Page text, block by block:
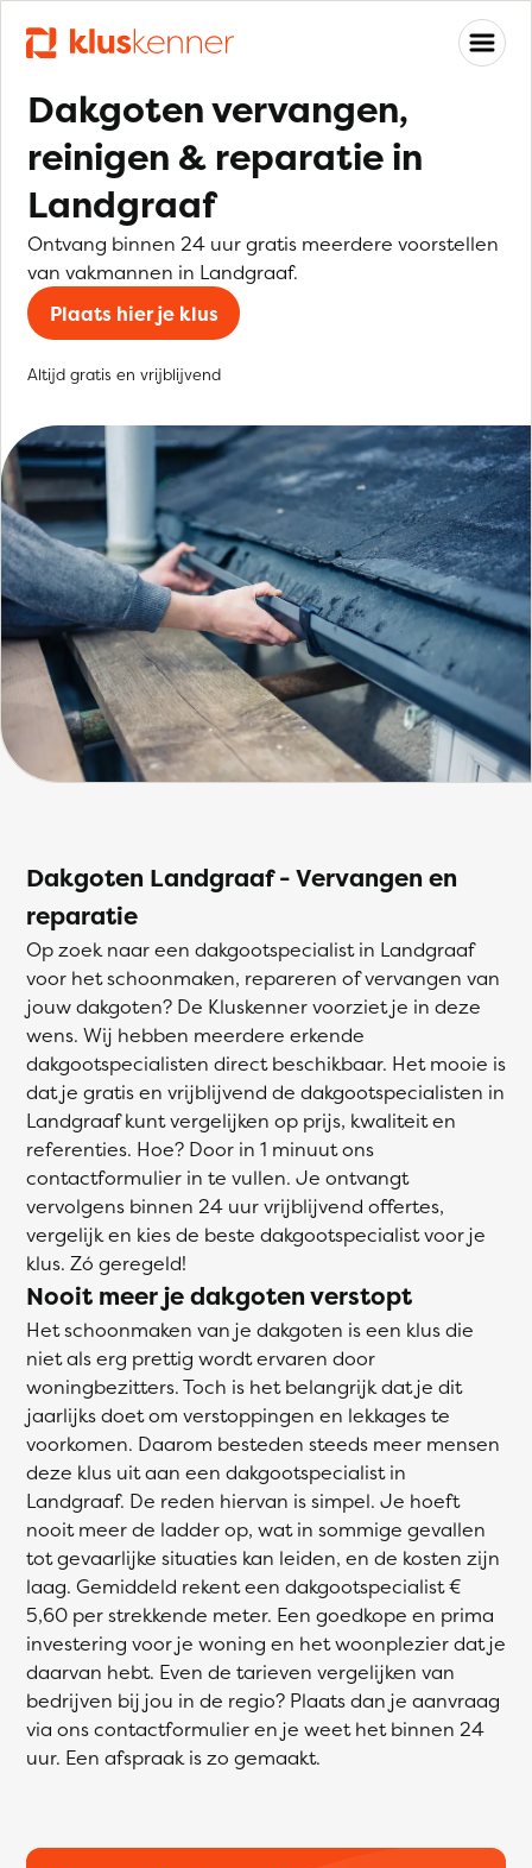
Dakgoten vervangen,
reinigen & reparatie in
Landgraaf
Ontvang binnen 24 uur gratis meerdere voorstellen
van vakmannen in Landgraaf.
Plaats hier je klus
Altijd gratis en vrijblijvend
Dakgoten Landgraaf - Vervangen en
reparatie
Op zoek naar een dakgootspecialist in Landgraaf
voor het schoonmaken, repareren of vervangen van
jouw dakgoten? De Kluskenner voorziet je in deze
wens. Wij hebben meerdere erkende
dakgootspecialisten direct beschikbaar. Het mooie is
dat je gratis en vrijblijvend de dakgootspecialisten in
Landgraaf kunt vergelijken op prijs, kwaliteit en
referenties. Hoe? Door in 1 minuut ons
contactformulier in te vullen. Je ontvangt
vervolgens binnen 24 uur vrijblijvend offertes,
vergelijk en kies de beste dakgootspecialist voor je
klus. Zó geregeld!
Nooit meer je dakgoten verstopt
Het schoonmaken van je dakgoten is een klus die
niet als erg prettig wordt ervaren door
woningbezitters. Toch is het belangrijk dat je dit
jaarlijks doet om verstoppingen en lekkages te
voorkomen. Daarom besteden steeds meer mensen
deze klus uit aan een dakgootspecialist in
Landgraaf. De reden hiervan is simpel. Je hoeft
nooit meer de ladder op, wat in sommige gevallen
tot gevaarlijke situaties kan leiden, en de kosten zijn
laag. Gemiddeld rekent een dakgootspecialist €
5,60 per strekkende meter. Een goedkope en prima
investering voor je woning en het woonplezier dat je
daarvan hebt. Even de tarieven vergelijken van
bedrijven bij jou in de regio? Plaats dan je aanvraag
via ons contactformulier en je weet het binnen 24
uur. Een afspraak is zo gemaakt.